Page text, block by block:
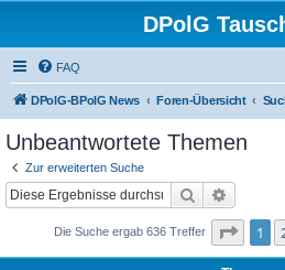
DPolG
FAQ
DPolG-BPolG News Foren-Übersicht
Unbeantwortete Themen
Zur erweiterten Suche
Suche
Die Suche ergab 636 Treffer Seite 1
1